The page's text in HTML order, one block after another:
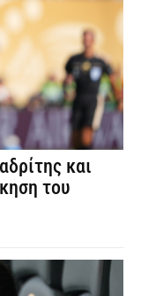
και
του